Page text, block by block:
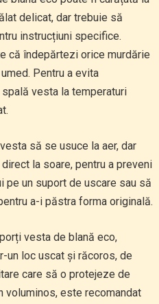
delicat, dar trebuie să
instrucțiuni specifice.
că îndepărtezi orice murdărie
Pentru a evita
vesta la temperaturi
să se usuce la aer, dar
la soare, pentru a preveni
pe un suport de uscare sau să
a-i păstra forma originală.
vesta de blană eco,
loc uscat și răcoros, de
care să o protejeze de
voluminos, este recomandat